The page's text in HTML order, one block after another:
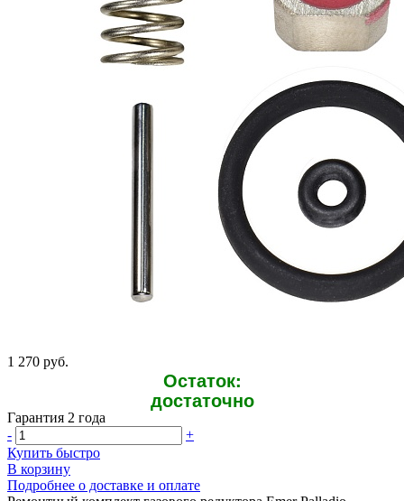
1 270 руб.
Остаток:
достаточно
Гарантия 2 года
-
+
Купить быстро
В корзину
Подробнее о доставке и оплате